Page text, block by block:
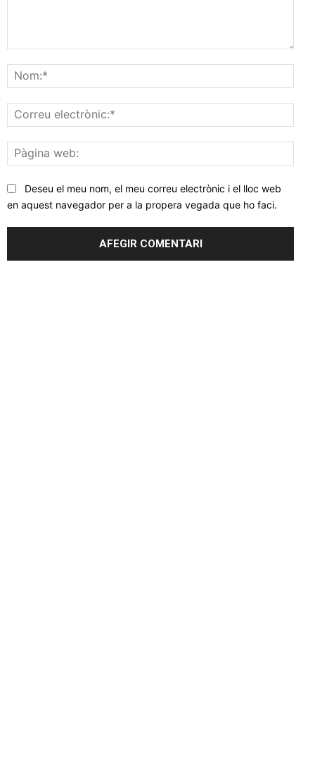
web:
Deseu el meu nom, el meu correu electrònic i el lloc web
en aquest navegador per a la propera vegada que ho faci.